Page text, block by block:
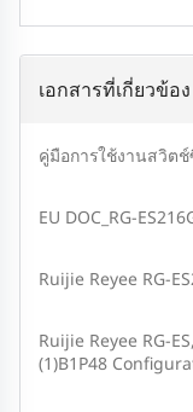
เอกสารที่เกี่ยวข้อง
คู่มือการใช้งานสวิตช์
EU DOC_RG-
Ruijie Reyee RG-
Ruijie Reyee RG-
(1)B1P48